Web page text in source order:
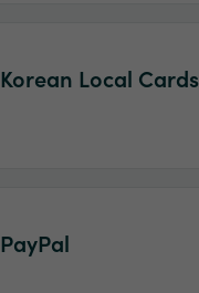
Korean Local Cards
PayPal